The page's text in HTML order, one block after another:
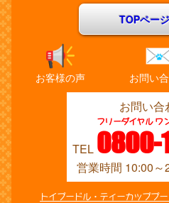
TOPペー
お客様の声 お問い
お問い合
TEL 0800-
フリーダイヤル ワ
営業時間 10:00
トイプードル・ティーカッププ